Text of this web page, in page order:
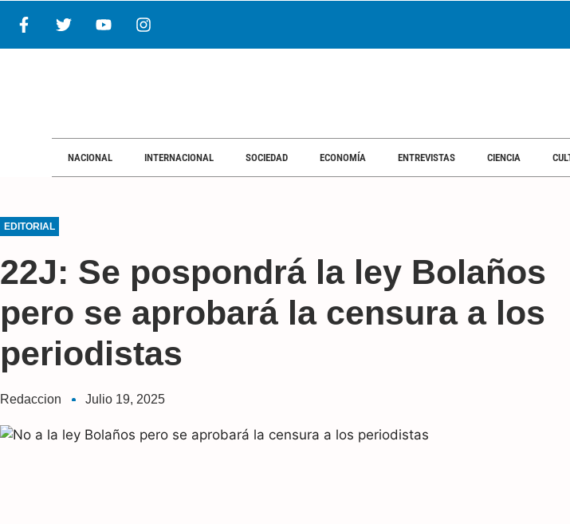
NACIONAL INTERNACIONAL SOCIEDAD ECONOMÍA ENTREVISTAS CIENCIA
EDITORIAL
22J: Se pospondrá la ley Bolaños
pero se aprobará la censura a los
periodistas
Redaccion Julio 19, 2025